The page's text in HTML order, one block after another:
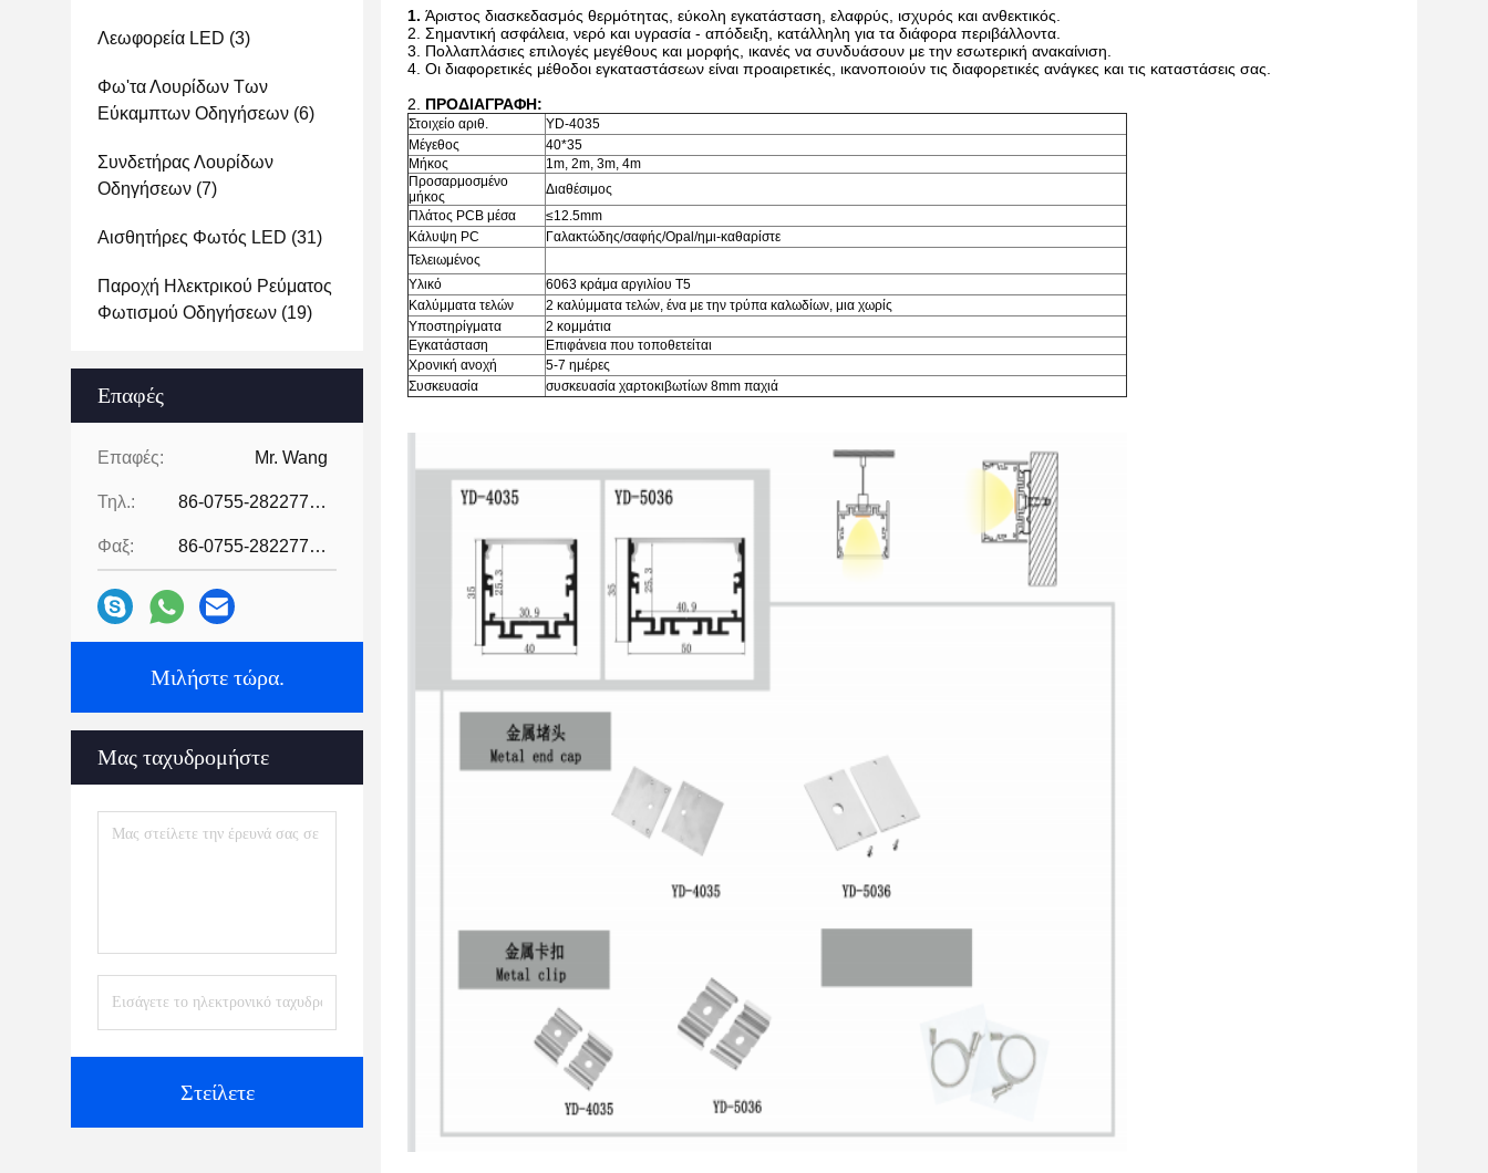
Λεωφορεία LED (3)
Φω'τα Λουρίδων Των
Εύκαμπτων Οδηγήσεων (6)
Συνδετήρας Λουρίδων
Οδηγήσεων (7)
Αισθητήρες Φωτός LED (31)
Παροχή Ηλεκτρικού Ρεύματος
Φωτισμού Οδηγήσεων (19)
Επαφές
Επαφές: Mr. Wang
Τηλ.: 86-0755-28227709
Φαξ: 86-0755-28227709
Μιλήστε τώρα.
Μας ταχυδρομήστε
Στείλετε
1. Άριστος διασκεδασμός θερμότητας, εύκολη εγκατάσταση, ελαφρύς, ισχυρός και ανθεκτικός.
2. Σημαντική ασφάλεια, νερό και υγρασία - απόδειξη, κατάλληλη για τα διάφορα περιβάλλοντα.
3. Πολλαπλάσιες επιλογές μεγέθους και μορφής, ικανές να συνδυάσουν με την εσωτερική ανακαίνιση.
4. Οι διαφορετικές μέθοδοι εγκαταστάσεων είναι προαιρετικές, ικανοποιούν τις διαφορετικές ανάγκες και τις καταστάσεις σας.
2. ΠΡΟΔΙΑΓΡΑΦΗ:
Στοιχείο αριθ.
YD-4035
Μέγεθος
40*35
Μήκος
1m, 2m, 3m, 4m
Προσαρμοσμένο
μήκος
Διαθέσιμος
Πλάτος PCB μέσα
≤12.5mm
Κάλυψη PC
Γαλακτώδης/σαφής/Opal/ημι-καθαρίστε
Τελειωμένος
Υλικό
6063 κράμα αργιλίου T5
Καλύμματα τελών
2 καλύμματα τελών, ένα με την τρύπα καλωδίων, μια χωρίς
Υποστηρίγματα
2 κομμάτια
Εγκατάσταση
Επιφάνεια που τοποθετείται
Χρονική ανοχή
5-7 ημέρες
Συσκευασία
συσκευασία χαρτοκιβωτίων 8mm παχιά